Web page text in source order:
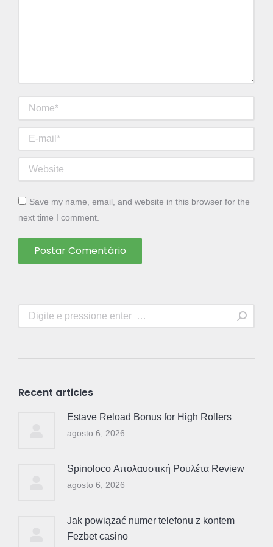
Nome *
E-mail *
Website
Save my name, email, and website in this browser for the
next time I comment.
Postar Comentário
Search:
Recent articles
Estave Reload Bonus for High Rollers
agosto 6, 2026
Spinoloco Απολαυστική Ρουλέτα Review
agosto 6, 2026
Jak powiązać numer telefonu z kontem
Fezbet casino